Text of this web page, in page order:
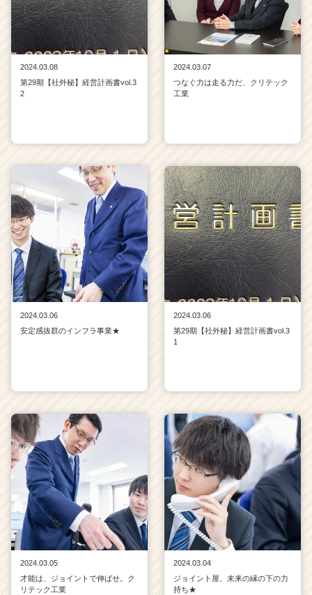
2024.03.08
第29期【社外秘】経営計画書vol.3
2
2024.03.07
つなぐ力は走る力だ、クリテック
工業
2024.03.06
安定感抜群のインフラ事業★
2024.03.06
第29期【社外秘】経営計画書vol.3
1
2024.03.05
才能は、ジョイントで伸ばせ。ク
リテック工業
2024.03.04
ジョイント屋、未来の縁の下の力
持ち★